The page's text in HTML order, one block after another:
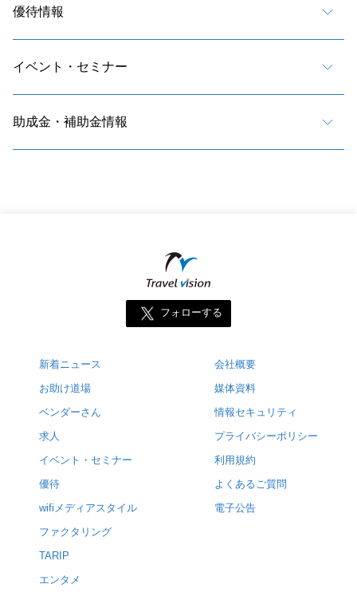
優待情報
イベント・セミナー
助成金・補助金情報
フォローする
新着ニュース
お助け道場
ベンダーさん
求人
イベント・セミナー
優待
wifiメディアスタイル
ファクタリング
TARIP
エンタメ
会社概要
媒体資料
情報セキュリティ
プライバシーポリシー
利用規約
よくあるご質問
電子公告